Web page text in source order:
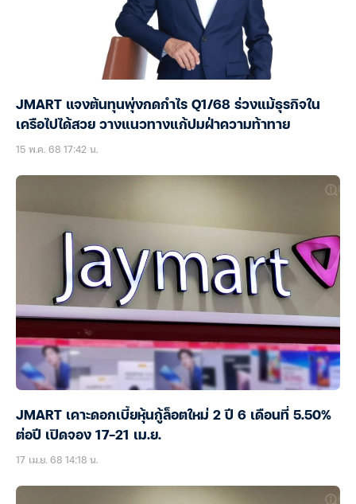
JMART แจงต้นทุนพุ่งกดกำไร Q1/68 ร่วงแม้ธุรกิจใน
เครือไปได้สวย วางแนวทางแก้ปมฝ่าความท้าทาย
15 พ.ค. 68 17:42 น.
JMART เคาะดอกเบี้ยหุ้นกู้ล็อตใหม่ 2 ปี 6 เดือนที่ 5.50%
ต่อปี เปิดจอง 17-21 เม.ย.
17 เม.ย. 68 14:18 น.